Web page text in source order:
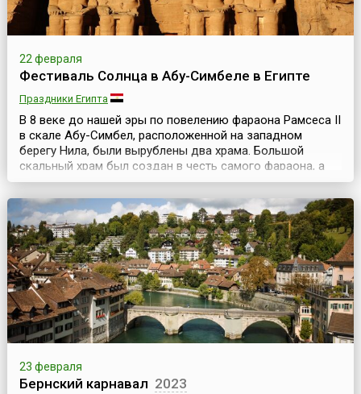
22 февраля
Фестиваль Солнца в Абу-Симбеле в Египте
Праздники Египта
В 8 веке до нашей эры по повелению фараона Рамсеса II
в скале Абу-Симбел, расположенной на западном
берегу Нила, были вырублены два храма. Большой
скальный храм был создан в честь самого фараона, а
малый — в честь богини Хахтор и жены фараона
Нефертари. Причиной создания этих двух храмов
послужила победа Рамсеса над хеттами.Перед храмом
были возведены четыре 20-метровые статуи: три статуи
изоб...
23 февраля
Бернский карнавал 2023